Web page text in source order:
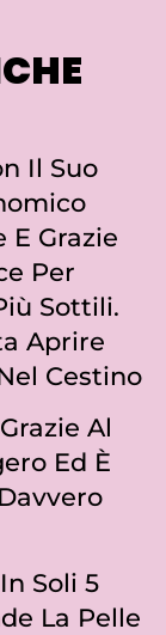
Il Suo
E Grazie
Per
Sottili.
Aprire
Cestino
Al
Ed È
In Soli 5
La Pelle